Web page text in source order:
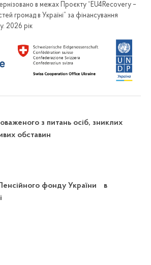
в межах Проєкту “EU4Recovery –
громад в Україні” за фінансування
2026 рік
з питань осіб, зниклих
обставин
Пенсійного фонду України в